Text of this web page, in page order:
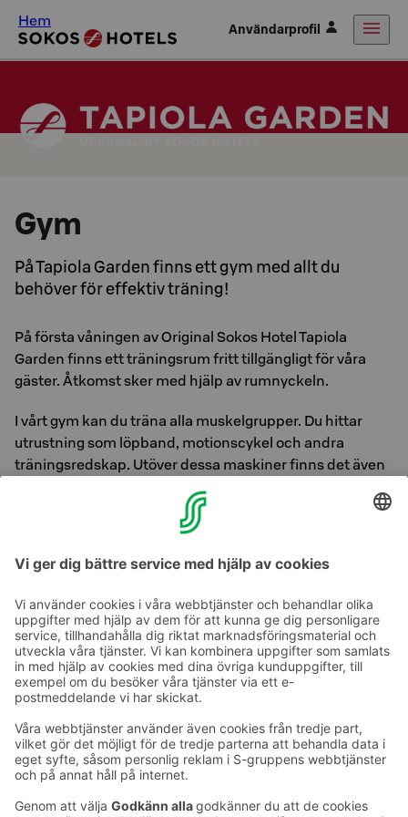
Hem Användarprofil
Gym
På Tapiola Garden finns ett gym med allt du
behöver för effektiv träning!
På första våningen av Original Sokos Hotel Tapiola
Garden finns ett träningsrum fritt tillgängligt för våra
gäster. Åtkomst sker med hjälp av rumnyckeln.
I vårt gym kan du träna alla muskelgrupper. Du hittar
utrustning som löpband, motionscykel och andra
träningsredskap. Utöver dessa maskiner finns det även
Mån–sön: 6:00–22:00
Ta kontakt
Kontaktuppgifter till hotellen
Kontaktuppgifter till kundservice›
Feedback
Ge feedback
Sokos Hotels nyhetsbrev